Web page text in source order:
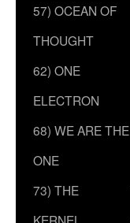
57) OCEAN OF
THOUGHT
62) ONE
ELECTRON
68) WE ARE THE
ONE
73) THE